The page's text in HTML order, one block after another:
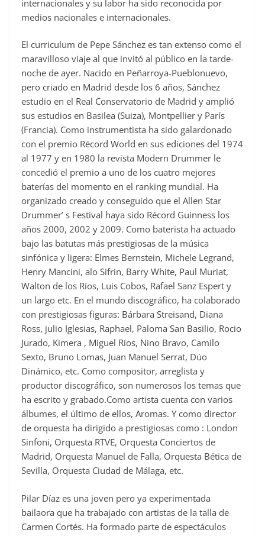
internacionales y su labor ha sido reconocida por
medios nacionales e internacionales.
El curriculum de Pepe Sánchez es tan extenso como el
maravilloso viaje al que invitó al público en la tarde-
noche de ayer. Nacido en Peñarroya-Pueblonuevo,
pero criado en Madrid desde los 6 años, Sánchez
estudio en el Real Conservatorio de Madrid y amplió
sus estudios en Basilea (Suiza), Montpellier y París
(Francia). Como instrumentista ha sido galardonado
con el premio Récord World en sus ediciones del 1974
al 1977 y en 1980 la revista Modern Drummer le
concedió el premio a uno de los cuatro mejores
baterías del momento en el ranking mundial. Ha
organizado creado y conseguido que el Allen Star
Drummer’ s Festival haya sido Récord Guinness los
años 2000, 2002 y 2009. Como baterista ha actuado
bajo las batutas más prestigiosas de la música
sinfónica y ligera: Elmes Bernstein, Michele Legrand,
Henry Mancini, alo Sifrin, Barry White, Paul Muriat,
Walton de los Ríos, Luis Cobos, Rafael Sanz Espert y
un largo etc. En el mundo discográfico, ha colaborado
con prestigiosas figuras: Bárbara Streisand, Diana
Ross, julio Iglesias, Raphael, Paloma San Basilio, Rocio
Jurado, Kimera , Miguel Ríos, Nino Bravo, Camilo
Sexto, Bruno Lomas, Juan Manuel Serrat, Dúo
Dinámico, etc. Como compositor, arreglista y
productor discográfico, son numerosos los temas que
ha escrito y grabado.Como artista cuenta con varios
álbumes, el último de ellos, Aromas. Y como director
de orquesta ha dirigido a prestigiosas como : London
Sinfoni, Orquesta RTVE, Orquesta Conciertos de
Madrid, Orquesta Manuel de Falla, Orquesta Bética de
Sevilla, Orquesta Ciudad de Málaga, etc.
Pilar Díaz es una joven pero ya experimentada
bailaora que ha trabajado con artistas de la talla de
Carmen Cortés. Ha formado parte de espectáculos